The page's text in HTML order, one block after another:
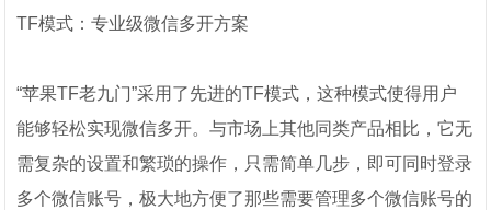
TF模式：专业级微信多开方案
“苹果TF老九门”采用了先进的TF模式，这种模式使得用户
能够轻松实现微信多开。与市场上其他同类产品相比，它无
需复杂的设置和繁琐的操作，只需简单几步，即可同时登录
多个微信账号，极大地方便了那些需要管理多个微信账号的